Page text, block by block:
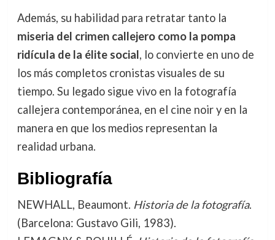
Además, su habilidad para retratar tanto la
miseria del crimen callejero como la pompa
ridícula de la élite social, lo convierte en uno de
los más completos cronistas visuales de su
tiempo. Su legado sigue vivo en la fotografía
callejera contemporánea, en el cine noir y en la
manera en que los medios representan la
realidad urbana.
Bibliografía
NEWHALL, Beaumont. Historia de la fotografía.
(Barcelona: Gustavo Gili, 1983).